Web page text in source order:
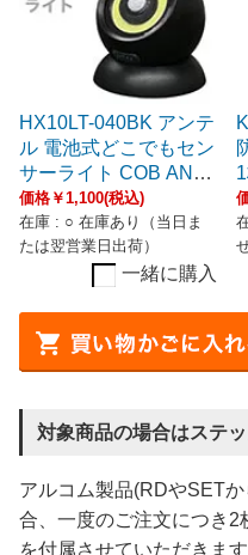
HX10LT-040BK アンテ
ル 電池式どこでもセン
サーライト COB ANT
EL
価格￥1,100(税込)
在庫 : ○ 在庫あり（当日ま
たは翌営業日出荷）
一緒に購入
対象商品の場合はステ
アルコム製品(RDやSET
合、一度のご注文につき2
を付属させていただきます